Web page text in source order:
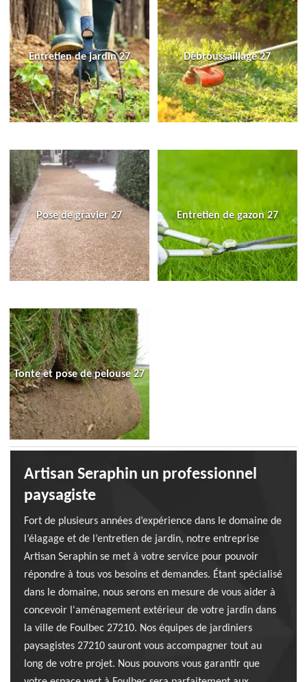
Entretien de jardin 27 Débroussaillage 27
Pose de gravier 27 Entretien de gazon 27
Tonte et pose de pelouse 27
Artisan Seraphin un professionnel
paysagiste
Fort de plusieurs années d’expérience dans le domaine de
l’élagage et de l’entretien de jardin, notre entreprise
Artisan Seraphin se met à votre service pour pouvoir
répondre à tous vos besoins et demandes. Étant spécialisé
dans le domaine, nous serons en mesure de vous aider à
concevoir l'aménagement extérieur de votre jardin dans
la ville de Foulbec 27210. Nos équipes de jardiniers
paysagistes 27210 sauront vous accompagner tout au
long de votre projet. Nous pouvons vous garantir que